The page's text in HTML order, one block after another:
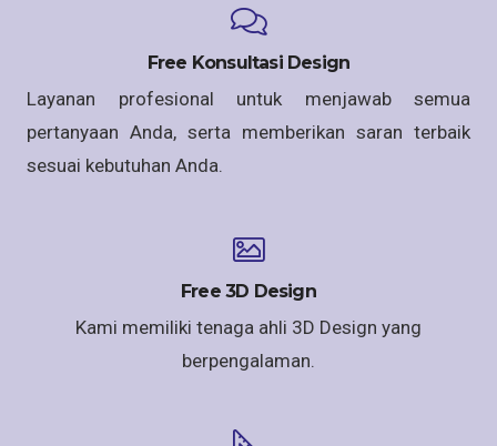
Free Konsultasi Design
Layanan profesional untuk menjawab semua
pertanyaan Anda, serta memberikan saran terbaik
sesuai kebutuhan Anda.
Free 3D Design
Kami memiliki tenaga ahli 3D Design yang
berpengalaman.